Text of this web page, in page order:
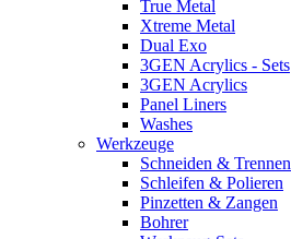
True Metal
Xtreme Metal
Dual Exo
3GEN Acrylics - Sets
3GEN Acrylics
Panel Liners
Washes
Werkzeuge
Schneiden & Trennen
Schleifen & Polieren
Pinzetten & Zangen
Bohrer